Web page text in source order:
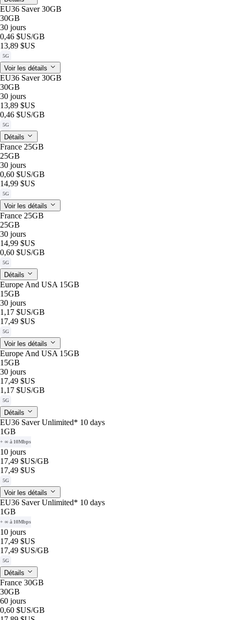
EU36 Saver 30GB
30GB
30 jours
0,46 $US/GB
13,89 $US
5G
Voir les détails
EU36 Saver 30GB
30GB
30 jours
13,89 $US
0,46 $US/GB
5G
Détails
France 25GB
25GB
30 jours
0,60 $US/GB
14,99 $US
5G
Voir les détails
France 25GB
25GB
30 jours
14,99 $US
0,60 $US/GB
5G
Détails
Europe And USA 15GB
15GB
30 jours
1,17 $US/GB
17,49 $US
5G
Voir les détails
Europe And USA 15GB
15GB
30 jours
17,49 $US
1,17 $US/GB
5G
Détails
EU36 Saver Unlimited* 10 days
1GB
+ ∞ à 10Mbps
10 jours
17,49 $US/GB
17,49 $US
5G
Voir les détails
EU36 Saver Unlimited* 10 days
1GB
+ ∞ à 10Mbps
10 jours
17,49 $US
17,49 $US/GB
5G
Détails
France 30GB
30GB
60 jours
0,60 $US/GB